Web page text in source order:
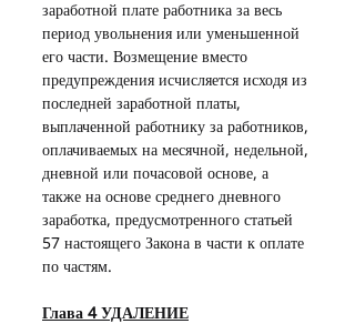
заработной плате работника за весь
период увольнения или уменьшенной
его части. Возмещение вместо
предупреждения исчисляется исходя из
последней заработной платы,
выплаченной работнику за работников,
оплачиваемых на месячной, недельной,
дневной или почасовой основе, а
также на основе среднего дневного
заработка, предусмотренного статьей
57 настоящего Закона в части к оплате
по частям.
Глава 4 УДАЛЕНИЕ